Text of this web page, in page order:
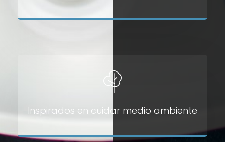
Inspirados en cuidar medio ambiente